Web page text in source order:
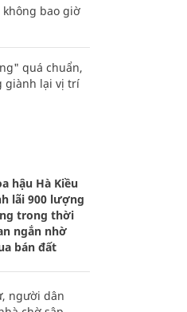
không bao giờ
quá chuẩn,
giành lại vị trí
hậu Hà Kiều
lãi 900 lượng
trong thời
ngắn nhờ
bán đất
người dân